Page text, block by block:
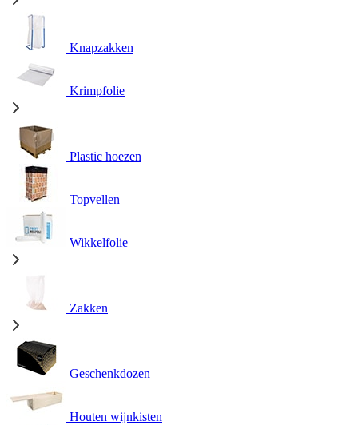
Knapzakken
Krimpfolie
Plastic hoezen
Topvellen
Wikkelfolie
Zakken
Geschenkdozen
Houten wijnkisten